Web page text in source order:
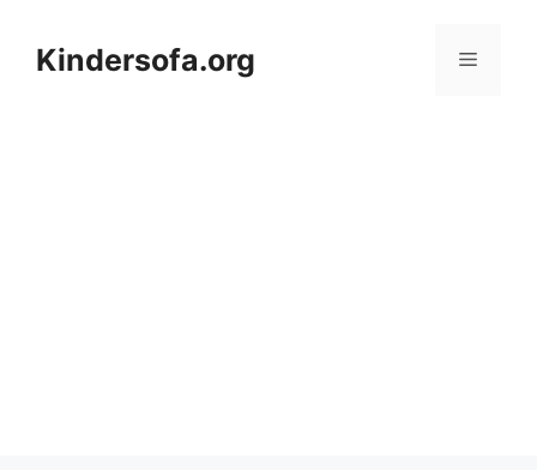
Inhalt
springen
Kindersofa.org Menü